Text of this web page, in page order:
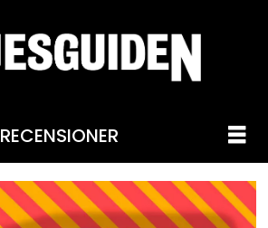
RECENSIONER